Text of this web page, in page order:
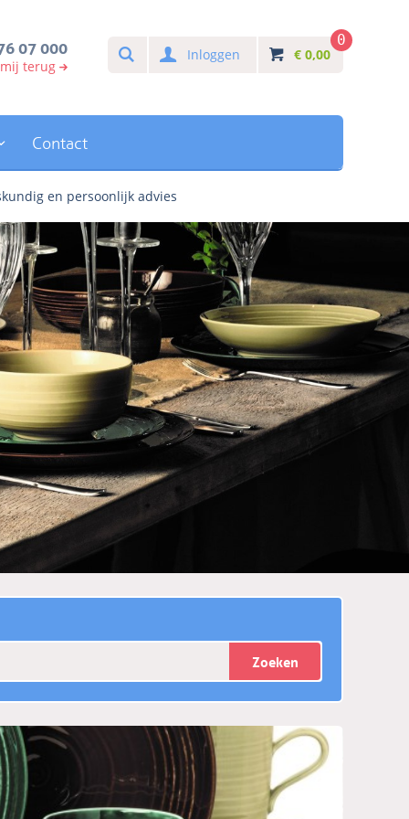
07 000
terug
SearchInloggen € 0,00
0
Contact
en persoonlijk advies
Zoeken